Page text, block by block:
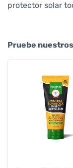
protector solar
Pruebe